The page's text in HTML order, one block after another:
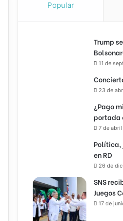
Popular
Trump
11 de
23 de
¿Pago
portada
7 de
Política,
en RD
26 de
SNS
Juegos
17 de